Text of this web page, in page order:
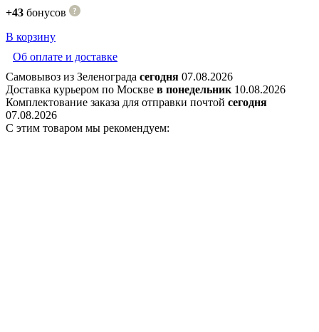
+43 бонусов
В корзину
Об оплате и доставке
Самовывоз из Зеленограда сегодня 07.08.2026
Доставка курьером по Москве в понедельник 10.08.2026
Комплектование заказа для отправки почтой сегодня
07.08.2026
С этим товаром мы рекомендуем: